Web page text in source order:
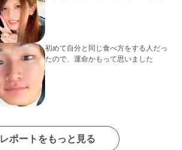
初めて自分と同じ食べ方をする人だっ
たので、運命かもって思いました
レポートをもっと見る